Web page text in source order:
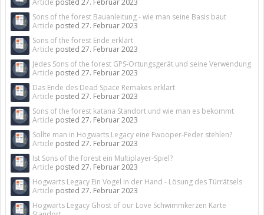
Article posted 27. Februar 2023
Sons of the forest Bauanleitung - wie man seine Basis baut
Article posted 27. Februar 2023
Sons of the forest Ende erklärt
Article posted 27. Februar 2023
Jedes Sons of the forest GPS-Ortungsgerät und seine Verwendung
Article posted 27. Februar 2023
Das Ende des Dead Space Remakes erklärt
Article posted 27. Februar 2023
Sons of the forest katana Standort und wie man es bekommt
Article posted 27. Februar 2023
Sollte man in Hogwarts Legacy eine Fwooper-Feder stehlen?
Article posted 27. Februar 2023
Ist Sons of the forest ein Multiplayer-Spiel?
Article posted 27. Februar 2023
Hogwarts Legacy Ein Vogel in der Hand - Lösung des Türrätsels
Article posted 27. Februar 2023
Hogwarts Legacy Ghost of our Love Schwimmkerzen Karte